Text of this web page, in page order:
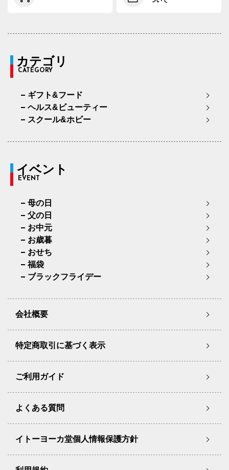
カテゴリ
CATEGORY
ギフト&フード
ヘルス&ビューティー
スクール&ホビー
イベント
EVENT
母の日
父の日
お中元
お歳暮
おせち
福袋
ブラックフライデー
会社概要
特定商取引に基づく表示
ご利用ガイド
よくある質問
イトーヨーカ堂個人情報保護方針